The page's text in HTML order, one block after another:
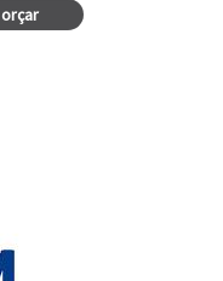
orçar